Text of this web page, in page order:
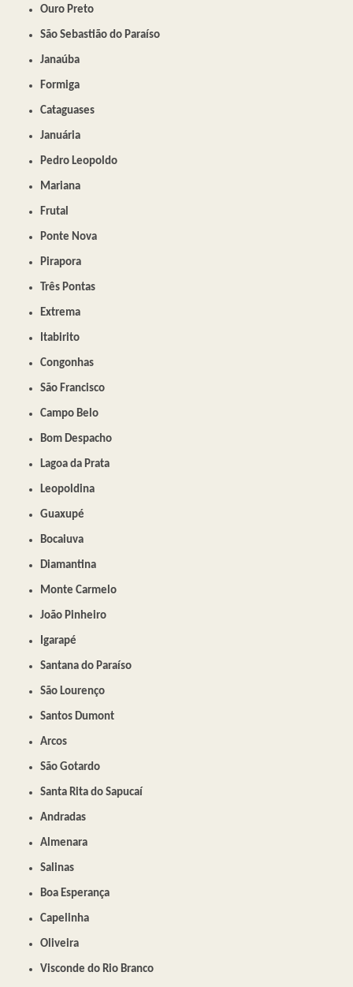
Ouro Preto
São Sebastião do Paraíso
Janaúba
Formiga
Cataguases
Januária
Pedro Leopoldo
Mariana
Frutal
Ponte Nova
Pirapora
Três Pontas
Extrema
Itabirito
Congonhas
São Francisco
Campo Belo
Bom Despacho
Lagoa da Prata
Leopoldina
Guaxupé
Bocaiuva
Diamantina
Monte Carmelo
João Pinheiro
Igarapé
Santana do Paraíso
São Lourenço
Santos Dumont
Arcos
São Gotardo
Santa Rita do Sapucaí
Andradas
Almenara
Salinas
Boa Esperança
Capelinha
Oliveira
Visconde do Rio Branco